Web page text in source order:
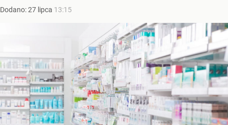
Dodano:27 lipca 13:15